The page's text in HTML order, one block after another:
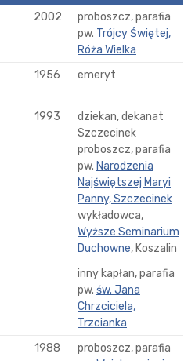
2002
proboszcz, parafia
pw. Trójcy Świętej,
Róża Wielka
1956 emeryt
1993
dziekan, dekanat
Szczecinek
proboszcz, parafia
pw. Narodzenia
Najświętszej Maryi
Panny, Szczecinek
wykładowca,
Wyższe Seminarium
Duchowne, Koszalin
inny kapłan, parafia
pw. św. Jana
Chrzciciela,
Trzcianka
1988
proboszcz, parafia